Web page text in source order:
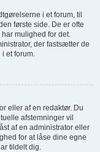
i et forum, til
første side. De er ofte
mulighed for det.
der fastsætter de
et forum.
eller af en redaktør. Du
afstemninger vil
af en administrator eller
for at låse dine egne
tildelt dig.